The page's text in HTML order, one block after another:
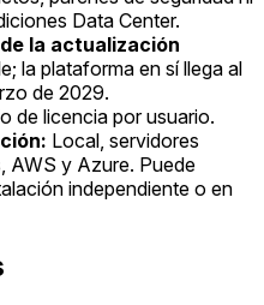
Data Center.
la actualización
la plataforma en sí llega al
de 2029.
de licencia por usuario.
Local, servidores
AWS y Azure. Puede
independiente o en